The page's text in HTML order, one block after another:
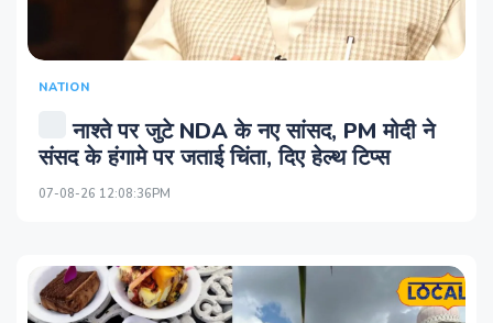
NATION
नाश्ते पर जुटे NDA के नए सांसद, PM मोदी ने
संसद के हंगामे पर जताई चिंता, दिए हेल्थ टिप्स
07-08-26 12:08:36PM